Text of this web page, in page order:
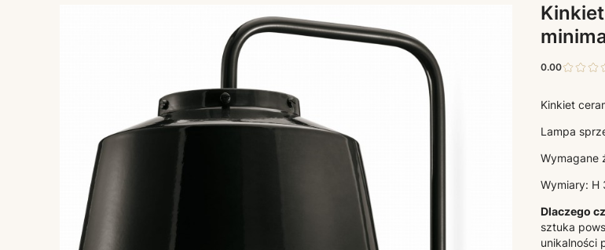
0.00
Kinkiet
Lampa
Wymagane
Wymiary:
Dlaczego
sztuka
unikalności